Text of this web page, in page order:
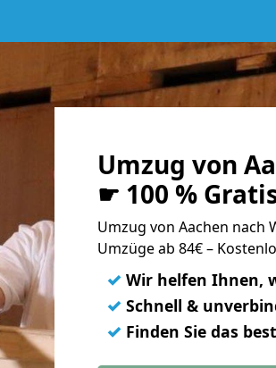
Umzug von
☛ 100 %
Umzug von Aachen nach
Umzüge ab 84€ –
✓ Wir helfen Ihnen,
✓ Schnell &
✓ Finden Sie das